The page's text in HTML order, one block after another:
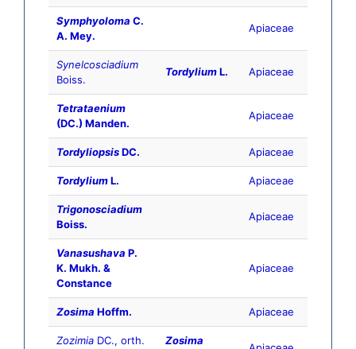
Symphyoloma C.
A. Mey.
Apiaceae
Synelcosciadium
Boiss.
TordyliumL. Apiaceae
Tetrataenium
(DC.) Manden.
Apiaceae
TordyliopsisDC. Apiaceae
TordyliumL. Apiaceae
Trigonosciadium
Boiss.
Apiaceae
Vanasushava P.
K. Mukh. &
Constance
Apiaceae
Zosima Hoffm. Apiaceae
Zozimia DC., orth. Zosima